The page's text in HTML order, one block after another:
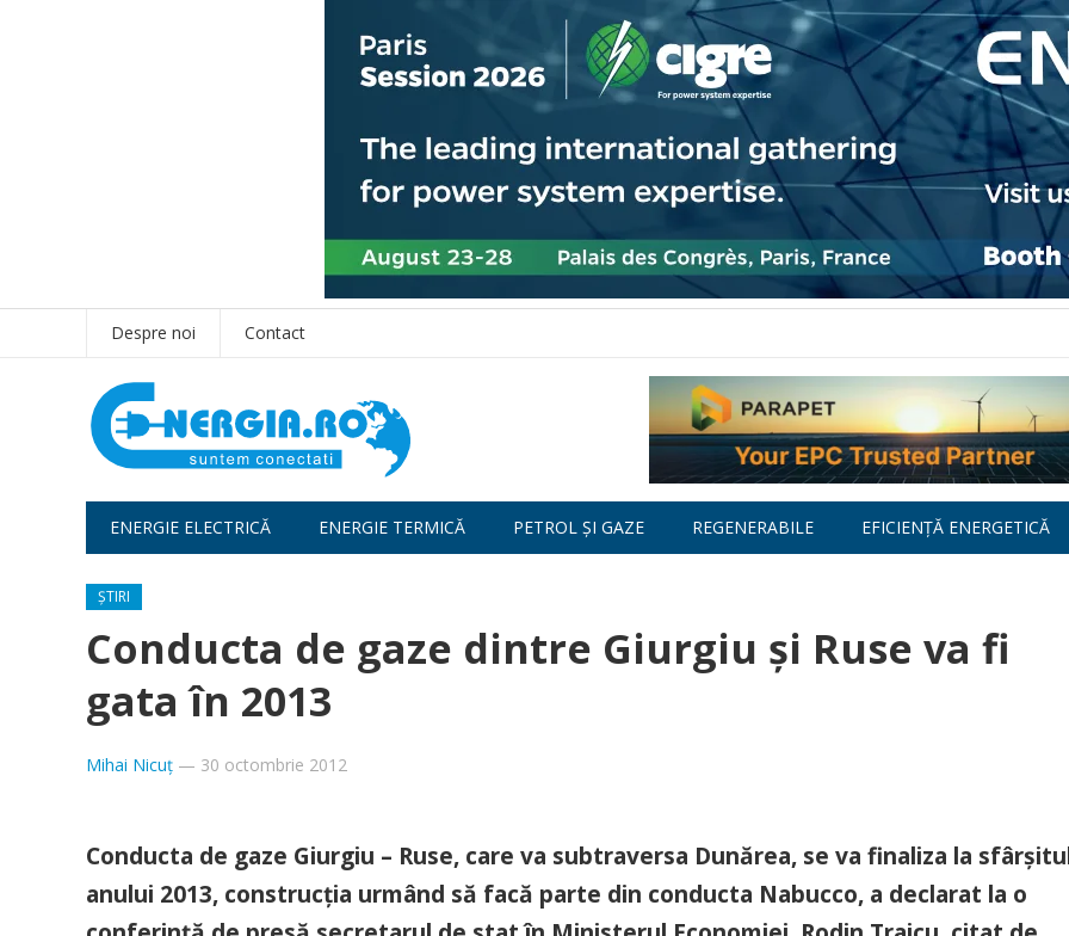
Despre noi Contact
ENERGIE ELECTRICĂ ENERGIE TERMICĂ PETROL ȘI GAZE REGENERABILE EFICIENȚĂ ENERGETICĂ
ȘTIRI
Conducta de gaze dintre Giurgiu şi Ruse va fi
gata în 2013
Mihai Nicuț — 30 octombrie 2012
Conducta de gaze Giurgiu – Ruse, care va subtraversa Dunărea, se va finaliza la
anului 2013, construcţia urmând să facă parte din conducta Nabucco, a declarat la o